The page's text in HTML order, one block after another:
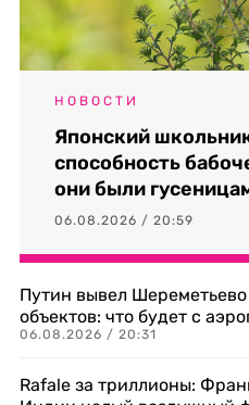
НОВОСТИ
Японский
способность
они были
06.08.2026 / 20:59
Путин вывел Шереметьево
объектов: что будет с
06.08.2026 / 20:31
Rafale за триллионы: